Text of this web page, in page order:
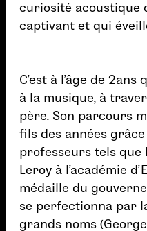
curiosité acoustique
captivant et qui
C’est à l’âge de
à la musique, à
père. Son parcours
fils des années
professeurs tels que
Leroy à l’académie
médaille du
se perfectionna par
grands noms